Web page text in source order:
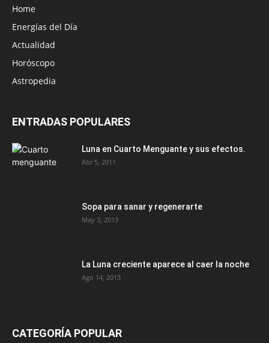
Home
Energías del Día
Actualidad
Horóscopo
Astropedia
ENTRADAS POPULARES
Luna en Cuarto Menguante y sus efectos.
Abr 5, 2011
Sopa para sanar y regenerarte
May 3, 2013
La Luna creciente aparece al caer la noche
Ago 14, 2013
CATEGORÍA POPULAR